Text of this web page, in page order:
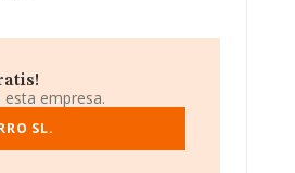
empresa.
SL.